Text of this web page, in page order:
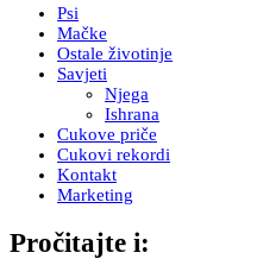
Psi
Mačke
Ostale životinje
Savjeti
Njega
Ishrana
Cukove priče
Cukovi rekordi
Kontakt
Marketing
Pročitajte i: